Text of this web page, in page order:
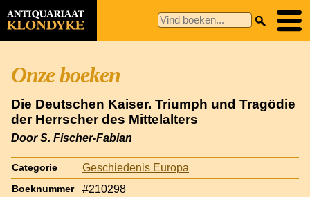
Onze boeken
Die Deutschen Kaiser. Triumph und Tragödie
der Herrscher des Mittelalters
Door S. Fischer-Fabian
Categorie Geschiedenis Europa
Boeknummer #210298